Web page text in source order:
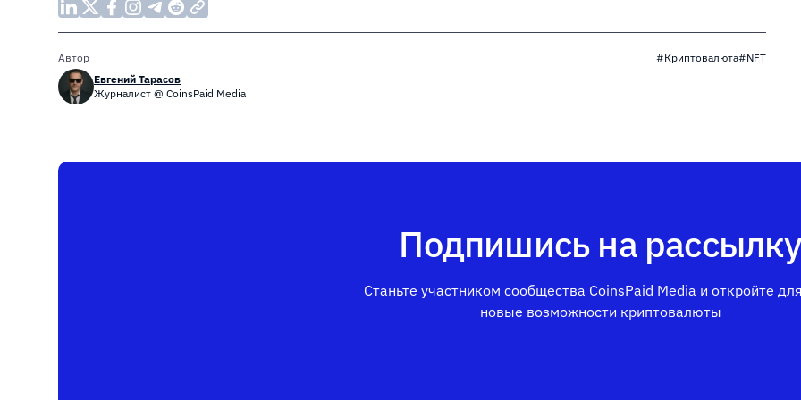
Автор
Евгений Тарасов
Журналист @ CoinsPaid Media
#Криптовалюта#NFT
Подпишись на рассылку
Станьте участником сообщества CoinsPaid Media и откройте
новые возможности криптовалюты